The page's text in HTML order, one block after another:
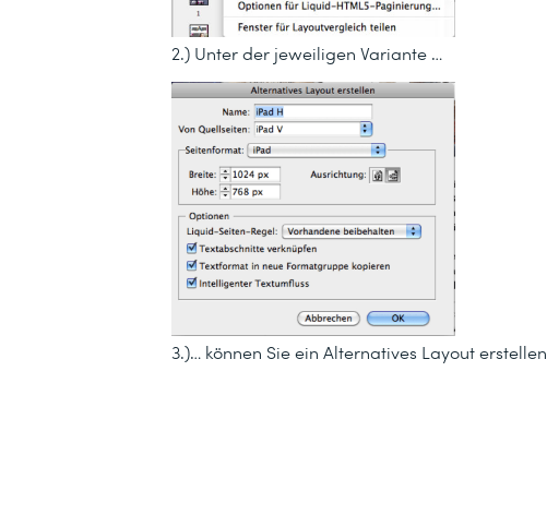
2.) Unter der jeweiligen Variante …
3.)… können Sie ein Alternatives Layout erstellen